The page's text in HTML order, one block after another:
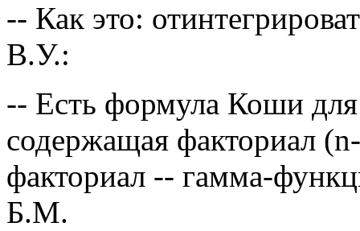
-- Как это:
В.У.:
-- Есть формула Коши для
содержащая факториал
факториал -- гамма-
Б.М.